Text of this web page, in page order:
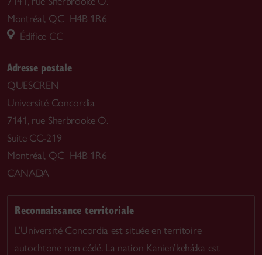
Montréal, QC H4B 1R6
Édifice CC
Adresse postale
QUESCREN
Université Concordia
7141, rue Sherbrooke O.
Suite CC-219
Montréal, QC H4B 1R6
CANADA
Reconnaissance territoriale
L’Université Concordia est située en territoire
autochtone non cédé. La nation Kanien’kehá:ka est